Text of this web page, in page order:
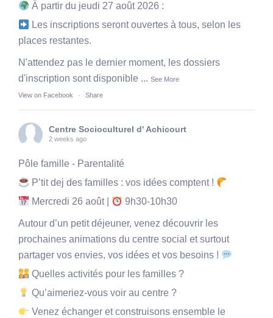
À partir du jeudi 27 août 2026 :
Les inscriptions seront ouvertes à tous, selon les
places restantes.
N'attendez pas le dernier moment, les dossiers
d'inscription sont disponible ... See More
View on Facebook · Share
Centre Socioculturel d' Achicourt
2 weeks ago
Pôle famille - Parentalité
P’tit dej des familles : vos idées comptent !
Mercredi 26 août |
9h30-10h30
Autour d’un petit déjeuner, venez découvrir les
prochaines animations du centre social et surtout
partager vos envies, vos idées et vos besoins !
Quelles activités pour les familles ?
Qu’aimeriez-vous voir au centre ?
Venez échanger et construisons ensemble le